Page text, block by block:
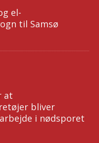
el-
til Samsø
at
bliver
i nødsporet